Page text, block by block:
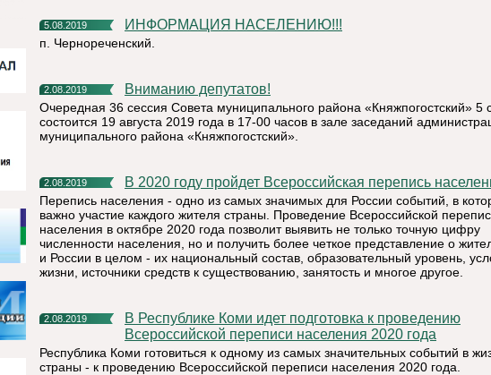
5.08.2019 ИНФОРМАЦИЯ НАСЕЛЕНИЮ!!!
п. Чернореченский.
2.08.2019 Вниманию депутатов!
Очередная 36 сессия Совета муниципального района «Княжпогостский» 5
состоится 19 августа 2019 года в 17-00 часов в зале заседаний
муниципального района «Княжпогостский».
2.08.2019 В 2020 году пройдет Всероссийская перепись
Перепись населения - одно из самых значимых для России событий, в
важно участие каждого жителя страны. Проведение Всероссийской
населения в октябре 2020 года позволит выявить не только точную цифру
численности населения, но и получить более четкое представление о
и России в целом - их национальный состав, образовательный уровень,
жизни, источники средств к существованию, занятость и многое другое.
2.08.2019
В Республике Коми идет подготовка к проведению
Всероссийской переписи населения 2020 года
Республика Коми готовиться к одному из самых значительных событий в
страны - к проведению Всероссийской переписи населения 2020 года.